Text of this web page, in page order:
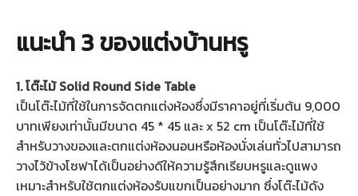
แนะนำ 3ของแต่งบ้านหรู
1. โต๊ะไม้ Solid Round Side Table
เป็นโต๊ะไม้ที่ใช้ในการจัดตกแต่งห้องซึ่งมีราคาอยู่ที่เริ่มต้น 9,000
บาทเพียงเท่านั้นมีขนาด 45 * 45 และ x 52 cm เป็นโต๊ะไม้ที่ใช้
สำหรับวางของและตกแต่งห้องนอนหรือห้องนั่งเล่นทั่วไปสามารถ
วางไว้ข้างโซฟาได้เป็นอย่างดีให้ความรู้สึกเรียบหรูและดูแพง
เหมาะสำหรับใช้ตกแต่งห้องรับแขกเป็นอย่างมาก ซึ่งโต๊ะไม้ดัง